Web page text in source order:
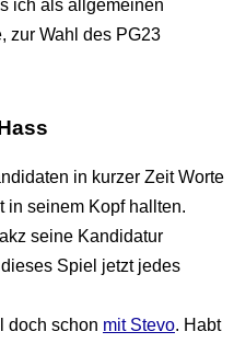
ich als allgemeinen
zur Wahl des PG23
in kurzer Zeit Worte
in seinem Kopf hallten.
seine Kandidatur
Spiel jetzt jedes
doch schon mit Stevo. Habt